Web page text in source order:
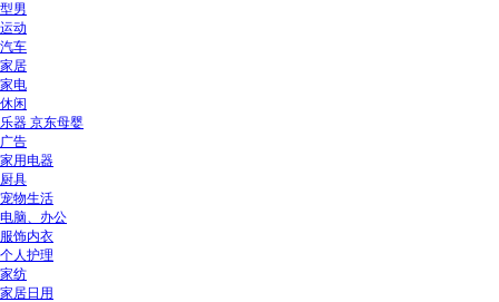
型男
运动
汽车
家居
家电
休闲
乐器 京东母婴
广告
家用电器
厨具
宠物生活
电脑、办公
服饰内衣
个人护理
家纺
家居日用